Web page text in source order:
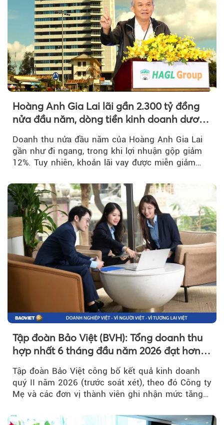
Hoàng Anh Gia Lai lãi gần 2.300 tỷ đồng
nửa đầu năm, dòng tiền kinh doanh dương
Doanh thu nửa đầu năm của Hoàng Anh Gia Lai
gần như đi ngang, trong khi lợi nhuận gộp giảm
12%. Tuy nhiên, khoản lãi vay được miễn giảm
Tập đoàn Bảo Việt (BVH): Tổng doanh thu
hợp nhất 6 tháng đầu năm 2026 đạt hơn
Tập đoàn Bảo Việt công bố kết quả kinh doanh
quý II năm 2026 (trước soát xét), theo đó Công ty
Mẹ và các đơn vị thành viên ghi nhận mức tăng